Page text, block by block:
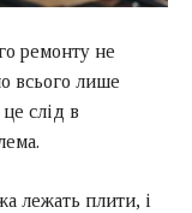
ремонту не
всього лише
слід в
лежать плити, і